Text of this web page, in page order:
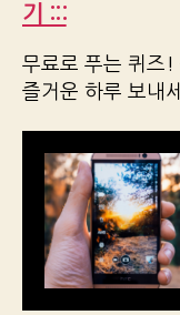
기 :::
무료로 푸는 퀴즈!
즐거운 하루 보내